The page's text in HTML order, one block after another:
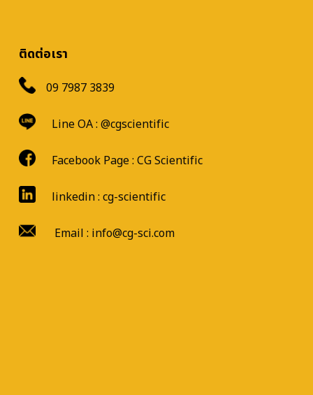
ติดต่อเรา
09 7987 3839
Line OA : @cgscientific
Facebook Page : CG Scientific
linkedin : cg-scientific
Email : info@cg-sci.com